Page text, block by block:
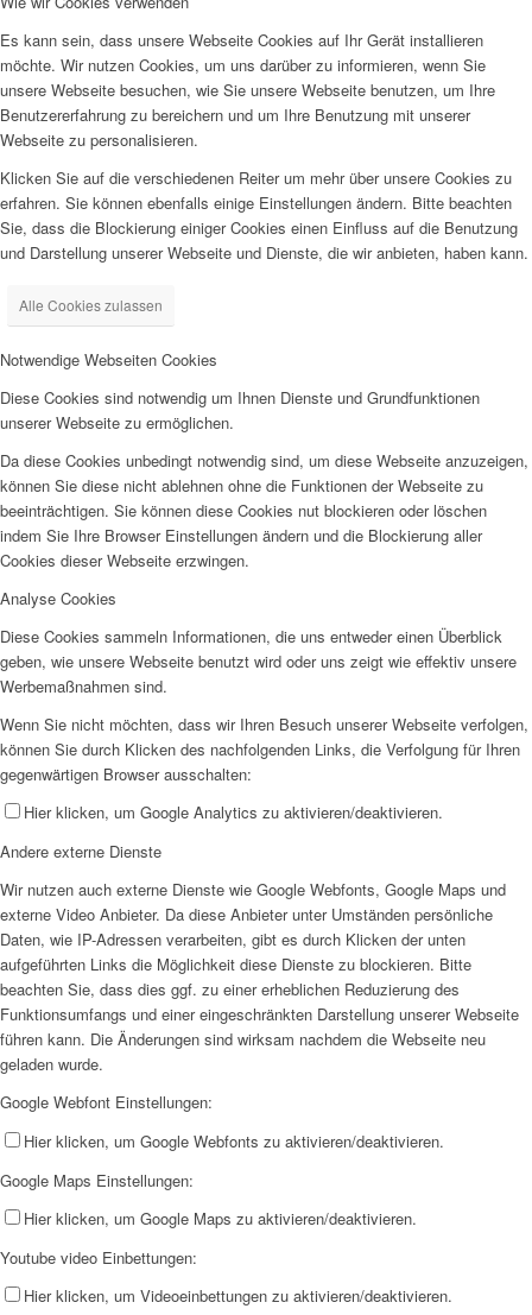
Es kann sein, dass unsere Webseite Cookies auf Ihr Gerät installieren
möchte. Wir nutzen Cookies, um uns darüber zu informieren, wenn Sie
unsere Webseite besuchen, wie Sie unsere Webseite benutzen, um Ihre
Benutzererfahrung zu bereichern und um Ihre Benutzung mit unserer
Webseite zu personalisieren.
Klicken Sie auf die verschiedenen Reiter um mehr über unsere Cookies zu
erfahren. Sie können ebenfalls einige Einstellungen ändern. Bitte beachten
Sie, dass die Blockierung einiger Cookies einen Einfluss auf die Benutzung
und Darstellung unserer Webseite und Dienste, die wir anbieten, haben kann.
Alle Cookies zulassen
Notwendige Webseiten Cookies
Diese Cookies sind notwendig um Ihnen Dienste und Grundfunktionen
unserer Webseite zu ermöglichen.
Da diese Cookies unbedingt notwendig sind, um diese Webseite anzuzeigen,
können Sie diese nicht ablehnen ohne die Funktionen der Webseite zu
beeinträchtigen. Sie können diese Cookies nut blockieren oder löschen
indem Sie Ihre Browser Einstellungen ändern und die Blockierung aller
Cookies dieser Webseite erzwingen.
Analyse Cookies
Diese Cookies sammeln Informationen, die uns entweder einen Überblick
geben, wie unsere Webseite benutzt wird oder uns zeigt wie effektiv unsere
Werbemaßnahmen sind.
Wenn Sie nicht möchten, dass wir Ihren Besuch unserer Webseite verfolgen,
können Sie durch Klicken des nachfolgenden Links, die Verfolgung für Ihren
gegenwärtigen Browser ausschalten:
Hier klicken, um Google Analytics zu aktivieren/deaktivieren.
Andere externe Dienste
Wir nutzen auch externe Dienste wie Google Webfonts, Google Maps und
externe Video Anbieter. Da diese Anbieter unter Umständen persönliche
Daten, wie IP-Adressen verarbeiten, gibt es durch Klicken der unten
aufgeführten Links die Möglichkeit diese Dienste zu blockieren. Bitte
beachten Sie, dass dies ggf. zu einer erheblichen Reduzierung des
Funktionsumfangs und einer eingeschränkten Darstellung unserer Webseite
führen kann. Die Änderungen sind wirksam nachdem die Webseite neu
geladen wurde.
Google Webfont Einstellungen:
Hier klicken, um Google Webfonts zu aktivieren/deaktivieren.
Google Maps Einstellungen:
Hier klicken, um Google Maps zu aktivieren/deaktivieren.
Youtube video Einbettungen:
Hier klicken, um Videoeinbettungen zu aktivieren/deaktivieren.